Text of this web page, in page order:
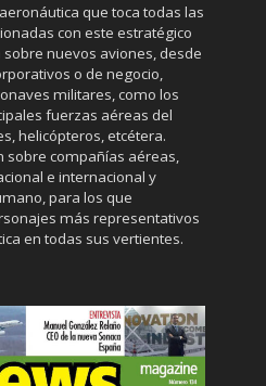
que toca todas las
con este estratégico
nuevos aviones, desde
o de negocio,
militares, como los
fuerzas aéreas del
helicópteros, etcétera.
compañías aéreas,
e internacional y
para los que
más representativos
en todas sus vertientes.